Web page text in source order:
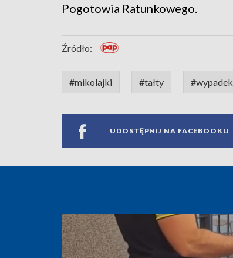
Pogotowia Ratunkowego.
Źródło:
#mikolajki #tałty #wypadek
UDOSTĘPNIJ NA FACEBOOKU